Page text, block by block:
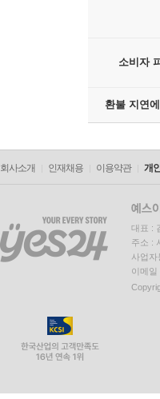
소비자
환불 지연
회사소개 인재채용 이용약관 개
대표 :
주소 :
사업
이메